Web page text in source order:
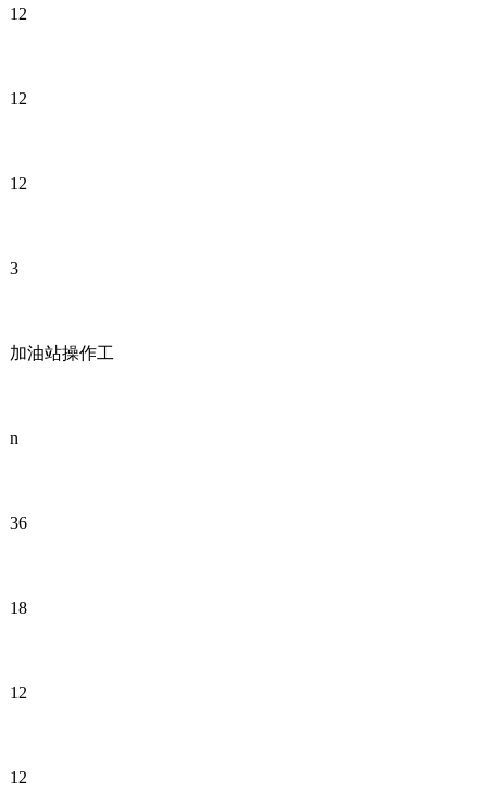
12
12
12
3
加油站操作工
n
36
18
12
12